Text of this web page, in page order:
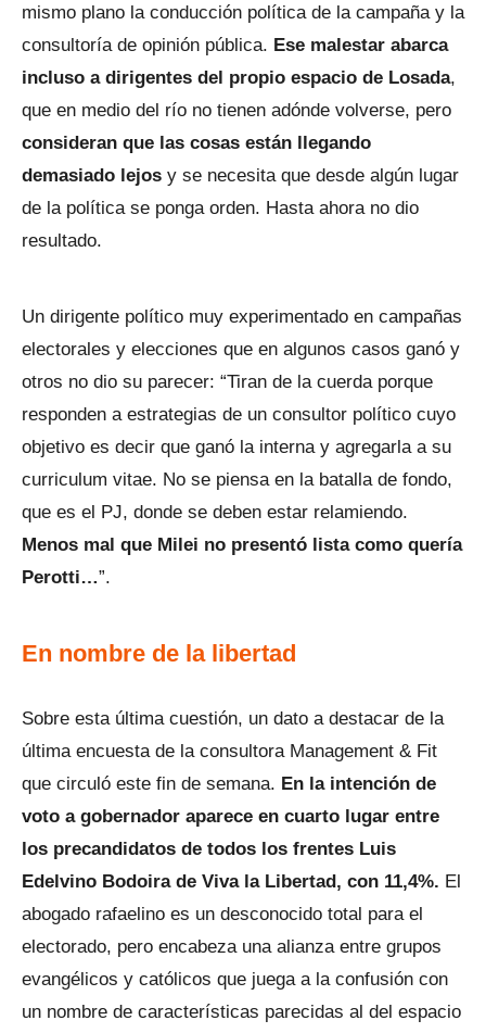
mismo plano la conducción política de la campaña y la
consultoría de opinión pública. Ese malestar abarca
incluso a dirigentes del propio espacio de Losada,
que en medio del río no tienen adónde volverse, pero
consideran que las cosas están llegando
demasiado lejos y se necesita que desde algún lugar
de la política se ponga orden. Hasta ahora no dio
resultado.
Un dirigente político muy experimentado en campañas
electorales y elecciones que en algunos casos ganó y
otros no dio su parecer: “Tiran de la cuerda porque
responden a estrategias de un consultor político cuyo
objetivo es decir que ganó la interna y agregarla a su
curriculum vitae. No se piensa en la batalla de fondo,
que es el PJ, donde se deben estar relamiendo.
Menos mal que Milei no presentó lista como quería
Perotti…”.
En nombre de la libertad
Sobre esta última cuestión, un dato a destacar de la
última encuesta de la consultora Management & Fit
que circuló este fin de semana. En la intención de
voto a gobernador aparece en cuarto lugar entre
los precandidatos de todos los frentes Luis
Edelvino Bodoira de Viva la Libertad, con 11,4%. El
abogado rafaelino es un desconocido total para el
electorado, pero encabeza una alianza entre grupos
evangélicos y católicos que juega a la confusión con
un nombre de características parecidas al del espacio